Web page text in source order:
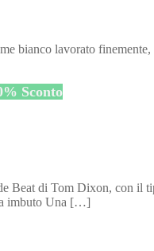
bianco lavorato
% Sconto
Beat di Tom Dixon, con il
a imbuto Una […]